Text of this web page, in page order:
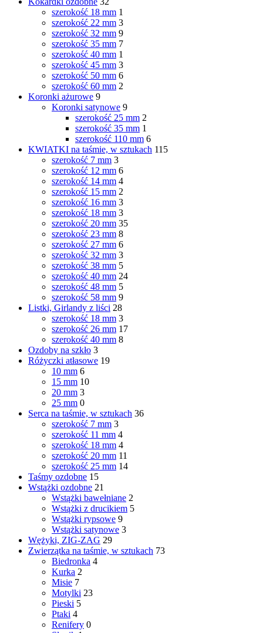
szerokość 18 mm 1
szerokość 22 mm 3
szerokość 32 mm 9
szerokość 35 mm 7
szerokość 40 mm 1
szerokość 45 mm 3
szerokość 50 mm 6
szerokość 60 mm 2
Koronki ażurowe 9
Koronki satynowe 9
szerokość 25 mm 2
szerokość 35 mm 1
szerokość 110 mm 6
KWIATKI na taśmie, w sztukach 115
szerokość 7 mm 3
szerokość 12 mm 6
szerokość 14 mm 4
szerokość 15 mm 2
szerokość 16 mm 3
szerokość 18 mm 3
szerokość 20 mm 35
szerokość 23 mm 8
szerokość 27 mm 6
szerokość 32 mm 3
szerokość 38 mm 5
szerokość 40 mm 24
szerokość 48 mm 5
szerokość 58 mm 9
Listki, Girlandy z liści 28
szerokość 18 mm 3
szerokość 26 mm 17
szerokość 40 mm 8
Ozdoby na szkło 3
Różyczki atłasowe 19
10 mm 6
15 mm 10
20 mm 3
25 mm 0
Serca na taśmie, w sztukach 36
szerokość 7 mm 3
szerokość 11 mm 4
szerokość 18 mm 4
szerokość 20 mm 11
szerokość 25 mm 14
Taśmy ozdobne 15
Wstążki ozdobne 21
Wstążki bawełniane 2
Wstążki z drucikiem 5
Wstążki rypsowe 9
Wstążki satynowe 3
Wężyki, ZIG-ZAG 29
Zwierzątka na taśmie, w sztukach 73
Biedronka 4
Kurka 2
Misie 7
Motylki 23
Pieski 5
Ptaki 4
Renifery 0